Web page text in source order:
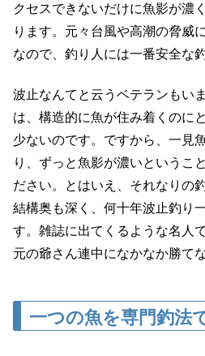
クセスできないだけに魚影が濃
ります。元々台風や高潮の脅威
なので、釣り人には一番安全な
波止なんてと云うベテランもい
は、構造的に魚が住み着くのに
少ないのです。ですから、一見
り、ずっと魚影が濃いというこ
ださい。とはいえ、それなりの
結構奥も深く、何十年波止釣り
す。雑誌に出てくるような名人
元の爺さん連中になかなか勝て
一つの魚を専門釣法